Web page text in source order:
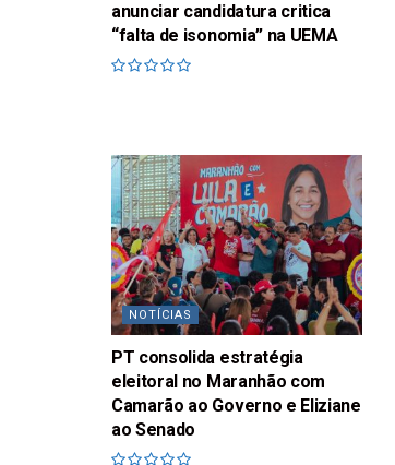
anunciar candidatura critica
“falta de isonomia” na UEMA
NOTÍCIAS
PT consolida estratégia
eleitoral no Maranhão com
Camarão ao Governo e Eliziane
ao Senado